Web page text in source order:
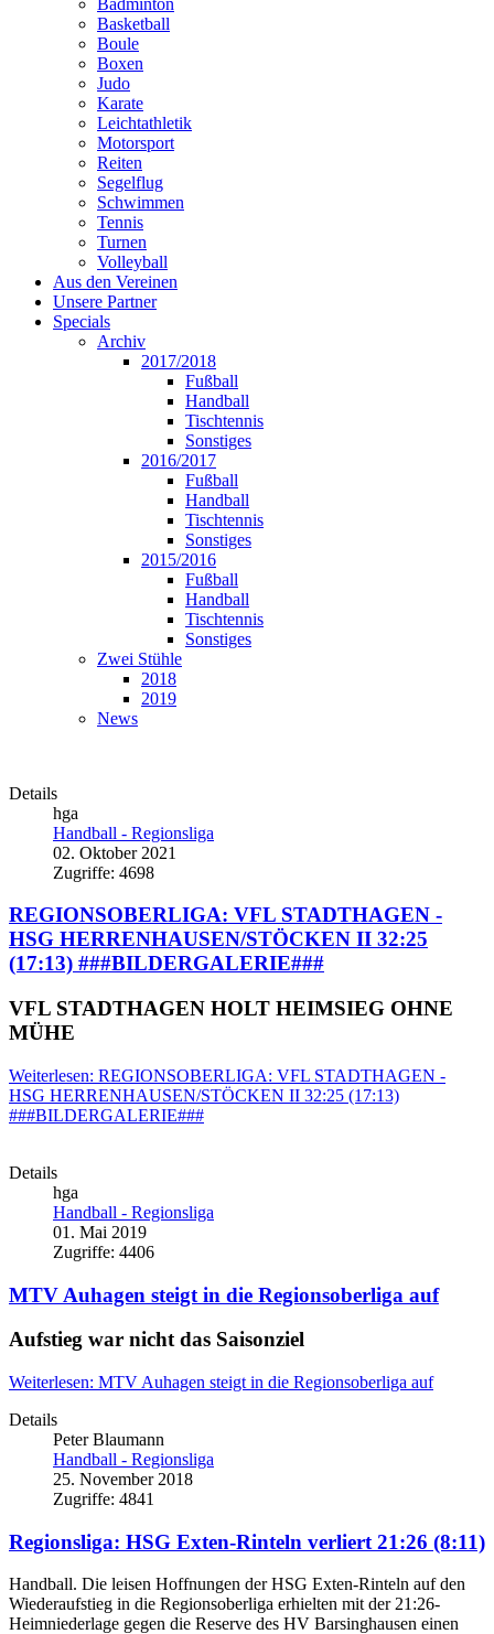
Basketball
Boule
Boxen
Judo
Karate
Leichtathletik
Motorsport
Reiten
Segelflug
Schwimmen
Tennis
Turnen
Volleyball
Aus den Vereinen
Unsere Partner
Specials
Archiv
2017/2018
Fußball
Handball
Tischtennis
Sonstiges
2016/2017
Fußball
Handball
Tischtennis
Sonstiges
2015/2016
Fußball
Handball
Tischtennis
Sonstiges
Zwei Stühle
2018
2019
News
Details
hga
Handball - Regionsliga
02. Oktober 2021
Zugriffe: 4698
REGIONSOBERLIGA: VFL STADTHAGEN -
HSG HERRENHAUSEN/STÖCKEN II 32:25
(17:13) ###BILDERGALERIE###
VFL STADTHAGEN HOLT HEIMSIEG OHNE
MÜHE
Weiterlesen: REGIONSOBERLIGA: VFL STADTHAGEN -
HSG HERRENHAUSEN/STÖCKEN II 32:25 (17:13)
###BILDERGALERIE###
Details
hga
Handball - Regionsliga
01. Mai 2019
Zugriffe: 4406
MTV Auhagen steigt in die Regionsoberliga auf
Aufstieg war nicht das Saisonziel
Weiterlesen: MTV Auhagen steigt in die Regionsoberliga auf
Details
Peter Blaumann
Handball - Regionsliga
25. November 2018
Zugriffe: 4841
Regionsliga: HSG Exten-Rinteln verliert 21:26 (8:11)
Handball. Die leisen Hoffnungen der HSG Exten-Rinteln auf den
Wiederaufstieg in die Regionsoberliga erhielten mit der 21:26-
Heimniederlage gegen die Reserve des HV Barsinghausen einen